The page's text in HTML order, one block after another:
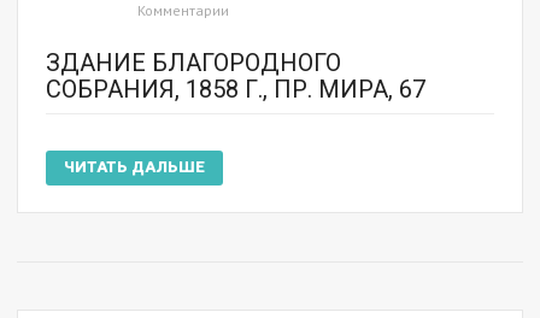
Комментарии
ЗДАНИЕ БЛАГОРОДНОГО
СОБРАНИЯ, 1858 Г., ПР. МИРА, 67
ЧИТАТЬ ДАЛЬШЕ